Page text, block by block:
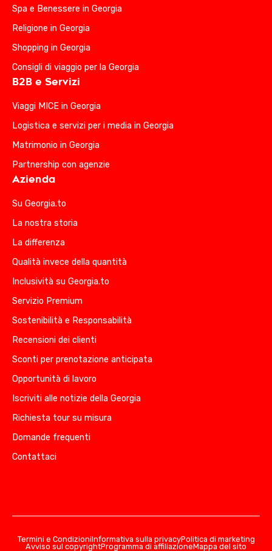
Spa e Benessere in Georgia
Religione in Georgia
Shopping in Georgia
Consigli di viaggio per la Georgia
B2B e Servizi
Viaggi MICE in Georgia
Logistica e servizi per i media in Georgia
Matrimonio in Georgia
Partnership con agenzie
Azienda
Su Georgia.to
La nostra storia
La differenza
Qualità invece della quantità
Inclusività su Georgia.to
Servizio Premium
Sostenibilità e Responsabilità
Recensioni dei clienti
Sconti per prenotazione anticipata
Opportunità di lavoro
Iscriviti alle notizie della Georgia
Richiesta tour su misura
Domande frequenti
Contattaci
Termini e CondizioniInformativa sulla privacyPolitica di marketing
Avviso sul copyrightProgramma di affiliazioneMappa del sito